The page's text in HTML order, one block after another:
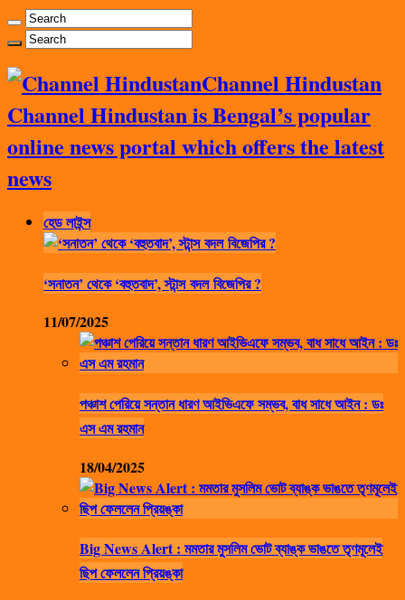
Channel Hindustan
Channel Hindustan is Bengal’s popular
online news portal which offers the latest
news
হেড লাইন্স
‘সনাতন’ থেকে ‘বহুতবাদ’, স্টান্স বদল বিজেপির ?
11/07/2025
পঞ্চাশ পেরিয়ে সন্তান ধারণ আইভিএফে সম্ভব, বাধ সাধে আইন : ডঃ
এস এম রহমান
18/04/2025
Big News Alert : মমতার মুসলিম ভোট ব্যাঙ্ক ভাঙতে তৃণমূলেই
ছিপ ফেললেন প্রিয়ঙ্কা